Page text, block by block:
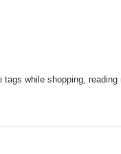
while shopping,